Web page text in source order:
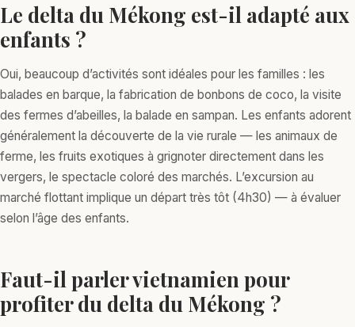
Le delta du Mékong est-il adapté aux
enfants ?
Oui, beaucoup d’activités sont idéales pour les familles : les
balades en barque, la fabrication de bonbons de coco, la visite
des fermes d’abeilles, la balade en sampan. Les enfants adorent
généralement la découverte de la vie rurale — les animaux de
ferme, les fruits exotiques à grignoter directement dans les
vergers, le spectacle coloré des marchés. L’excursion au
marché flottant implique un départ très tôt (4h30) — à évaluer
selon l’âge des enfants.
Faut-il parler vietnamien pour
profiter du delta du Mékong ?